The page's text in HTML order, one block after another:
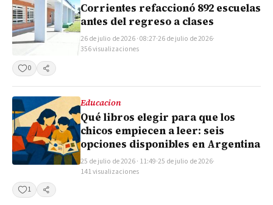
Corrientes refaccionó 892 escuelas
antes del regreso a clases
26 de julio de 2026 · 08:27·26 de julio de 2026·
356 visualizaciones
0
Compartir
Educacion
Qué libros elegir para que los
chicos empiecen a leer: seis
opciones disponibles en Argentina
25 de julio de 2026 · 11:49·25 de julio de 2026·
141 visualizaciones
1
Compartir